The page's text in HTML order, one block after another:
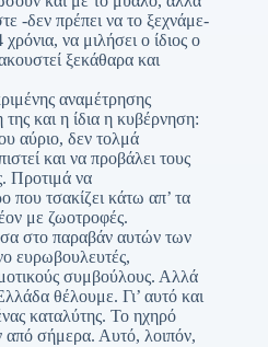
-δεν πρέπει να το ξεχνάμε-
να μιλήσει ο ίδιος ο
ξεκάθαρα και
αναμέτρησης
και η ίδια η κυβέρνηση:
αύριο, δεν τολμά
και να προβάλει τους
Προτιμά να
τσακίζει κάτω απ’ τα
με ζωοτροφές.
στο παραβάν αυτών των
ευρωβουλευτές,
συμβούλους. Αλλά
θέλουμε. Γι’ αυτό και
καταλύτης. Το ηχηρό
από σήμερα. Αυτό, λοιπόν,